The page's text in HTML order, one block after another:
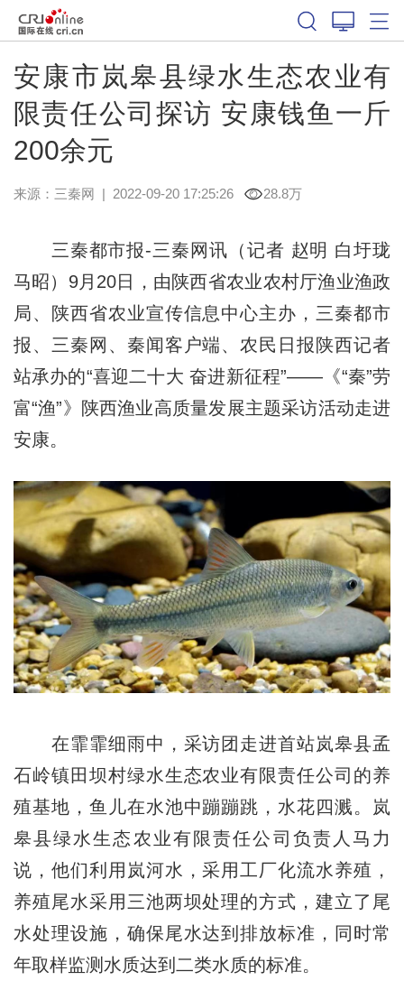
安康市岚皋县绿水生态农业有
限责任公司探访 安康钱鱼一斤
200余元
来源： 三秦网 | 2022-09-20 17:25:26 28.8万
三秦都市报-三秦网讯（记者 赵明 白圩珑
马昭）9月20日，由陕西省农业农村厅渔业渔政
局、陕西省农业宣传信息中心主办，三秦都市
报、三秦网、秦闻客户端、农民日报陕西记者
站承办的“喜迎二十大 奋进新征程”——《“秦”劳
富“渔”》陕西渔业高质量发展主题采访活动走进
安康。
在霏霏细雨中，采访团走进首站岚皋县孟
石岭镇田坝村绿水生态农业有限责任公司的养
殖基地，鱼儿在水池中蹦蹦跳，水花四溅。岚
皋县绿水生态农业有限责任公司负责人马力
说，他们利用岚河水，采用工厂化流水养殖，
养殖尾水采用三池两坝处理的方式，建立了尾
水处理设施，确保尾水达到排放标准，同时常
年取样监测水质达到二类水质的标准。